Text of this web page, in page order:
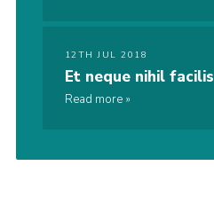
12TH JUL 2018
Et neque nihil facilis
Read more